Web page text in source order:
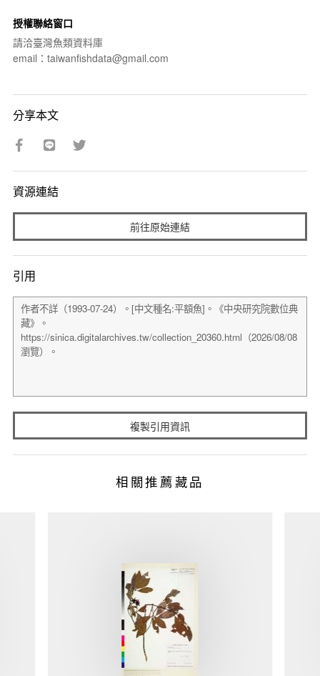
授權聯絡窗口
請洽臺灣魚類資料庫
email：taiwanfishdata@gmail.com
分享本文
資源連結
前往原始連結
引用
複製引用資訊
相關推薦藏品